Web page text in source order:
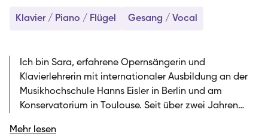
Klavier / Piano / Flügel Gesang / Vocal
Ich bin Sara, erfahrene Opernsängerin und
Klavierlehrerin mit internationaler Ausbildung an der
Musikhochschule Hanns Eisler in Berlin und am
Konservatorium in Toulouse. Seit über zwei Jahren
Gesang – und arbeite dabei mit Schülern jeden
Mehr lesen